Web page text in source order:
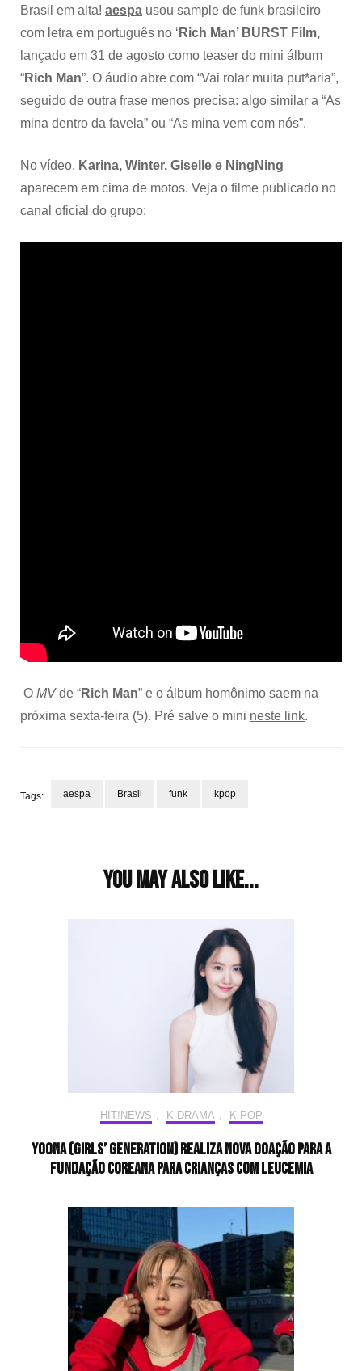
Film
Brasil em alta! aespa usou sample de funk brasileiro
com letra em português no ‘ Rich Man’ BURST Film,
lançado em 31 de agosto como teaser do mini álbum
“Rich Man”. O áudio abre com “Vai rolar muita put*aria”,
seguido de outra frase menos precisa: algo similar a “As
mina dentro da favela” ou “As mina vem com nós”.
No vídeo, Karina, Winter, Giselle e NingNing
aparecem em cima de motos. Veja o filme publicado no
canal oficial do grupo:
O MVde “Rich Man” e o álbum homônimo saem na
próxima sexta-feira (5). Pré salve o mini neste link.
Tags: aespa Brasil funk kpop
You may also like...
HIT!NEWS , K-DRAMA , K-POP
YoonA (Girls’ Generation) realiza nova doação para a
Fundação Coreana para Crianças com Leucemia